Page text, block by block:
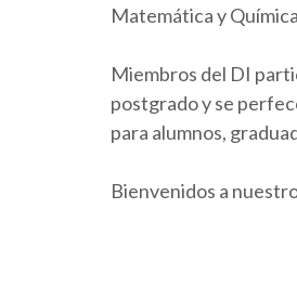
Matemática y
Miembros del DI
postgrado y se
para alumnos,
Bienvenidos a